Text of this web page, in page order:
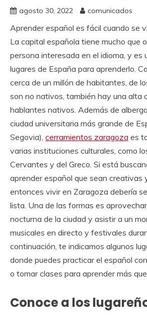
agosto 30, 2022 comunicados
Aprender español es fácil cuando se
La capital española tiene mucho que
persona interesada en el idioma, y es
lugares de España para aprenderlo.
cerca de un millón de habitantes, de
son no nativos, también hay una alta
hablantes nativos. Además de
ciudad universitaria más grande de
Segovia), cerramientos zaragoza es
varias instituciones culturales, como
Cervantes y del Greco. Si está
aprender español que sean creativas
entonces vivir en Zaragoza debería
lista. Una de las formas es
nocturna de la ciudad y asistir a un
musicales en directo y festivales
continuación, te indicamos algunos
donde puedes practicar el español
o tomar clases para aprender más
Conoce a los